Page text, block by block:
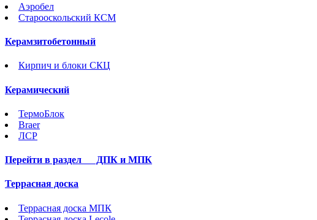
Аэробел
Старооскольский КСМ
Керамзитобетонный
Кирпич и блоки СКЦ
Керамический
ТермоБлок
Braer
ЛСР
Перейти в раздел ДПК и МПК
Террасная доска
Террасная доска МПК